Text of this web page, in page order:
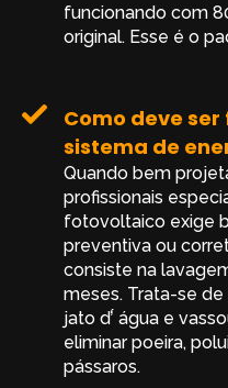
funcionando com
original. Esse é o
Como deve
sistema de
Quando bem
profissionais
fotovoltaico exige
preventiva ou
consiste na
meses. Trata-se
jato d’́ água e
eliminar poeira,
pássaros.